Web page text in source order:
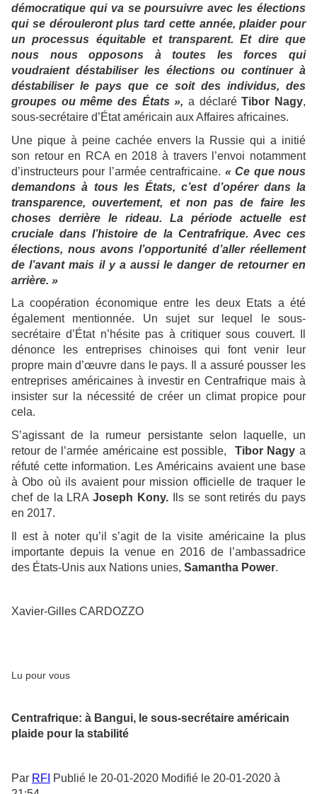
démocratique qui va se poursuivre avec les élections
qui se dérouleront plus tard cette année, plaider pour
un processus équitable et transparent. Et dire que
nous nous opposons à toutes les forces qui
voudraient déstabiliser les élections ou continuer à
déstabiliser le pays que ce soit des individus, des
groupes ou même des États », a déclaréTibor Nagy,
sous-secrétaire d’État américain aux Affaires africaines.
Une pique à peine cachée envers la Russie qui a initié
son retour en RCA en 2018 à travers l’envoi notamment
d’instructeurs pour l’armée centrafricaine. « Ce que nous
demandons à tous les États, c’est d’opérer dans la
transparence, ouvertement, et non pas de faire les
choses derrière le rideau. La période actuelle est
cruciale dans l’histoire de la Centrafrique. Avec ces
élections, nous avons l’opportunité d’aller réellement
de l’avant mais il y a aussi le danger de retourner en
arrière. »
La coopération économique entre les deux Etats a été
également mentionnée. Un sujet sur lequel le sous-
secrétaire d’État n’hésite pas à critiquer sous couvert. Il
dénonce les entreprises chinoises qui font venir leur
propre main d’œuvre dans le pays. Il a assuré pousser les
entreprises américaines à investir en Centrafrique mais à
insister sur la nécessité de créer un climat propice pour
cela.
S’agissant de la rumeur persistante selon laquelle, un
retour de l’armée américaine est possible, Tibor Nagy a
réfuté cette information. Les Américains avaient une base
à Obo où ils avaient pour mission officielle de traquer le
chef de la LRAJoseph Kony. Ils se sont retirés du pays
en 2017.
Il est à noter qu’il s’agit de la visite américaine la plus
importante depuis la venue en 2016 de l’ambassadrice
des États-Unis aux Nations unies, Samantha Power.
Xavier-Gilles CARDOZZO
Lu pour vous
Centrafrique: à Bangui, le sous-secrétaire américain
plaide pour la stabilité
Par RFI Publié le 20-01-2020 Modifié le 20-01-2020 à